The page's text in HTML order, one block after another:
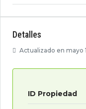
Detalles
Actualizado en mayo
ID Propiedad